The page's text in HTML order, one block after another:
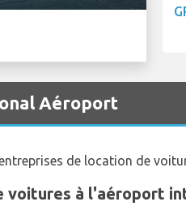
Aéroport
de location de
voitures à l'aéroport